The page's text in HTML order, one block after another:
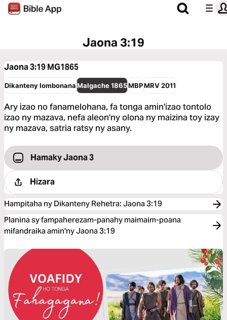
Jaona 3:19
Jaona 3:19MG1865
Dikanteny IombonanaMalgache 1865MBPMRV 2011
Ary izao no fanamelohana, fa tonga amin'izao tontolo
izao ny mazava, nefa aleon'ny olona ny maizina toy izay
ny mazava, satria ratsy ny asany.
Hamaky Jaona 3
Hizara
Hampitaha ny Dikanteny Rehetra: Jaona 3:19
Planina sy fampaherezam-panahy maimaim-poana
mifandraika amin'ny Jaona 3:19